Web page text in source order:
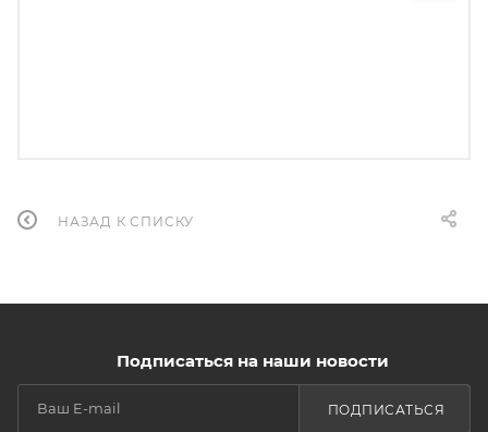
НАЗАД К СПИСКУ
Подписаться на наши новости
ПОДПИСАТЬСЯ